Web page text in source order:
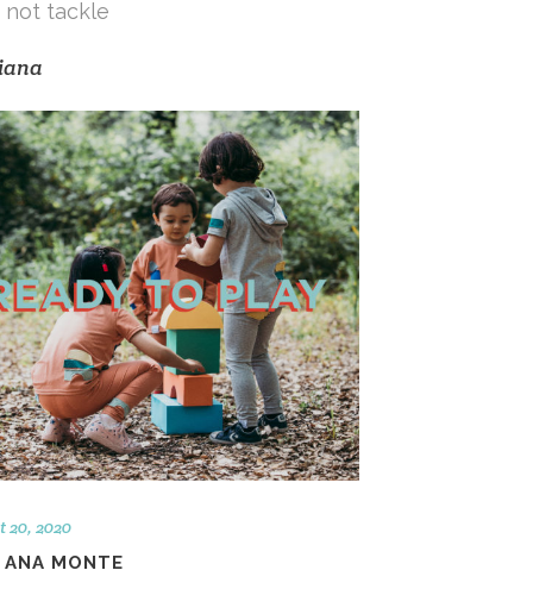
not tackle
20, 2020
MONTE